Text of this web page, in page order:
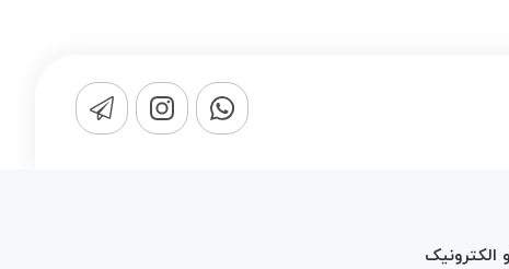
الکترونیک